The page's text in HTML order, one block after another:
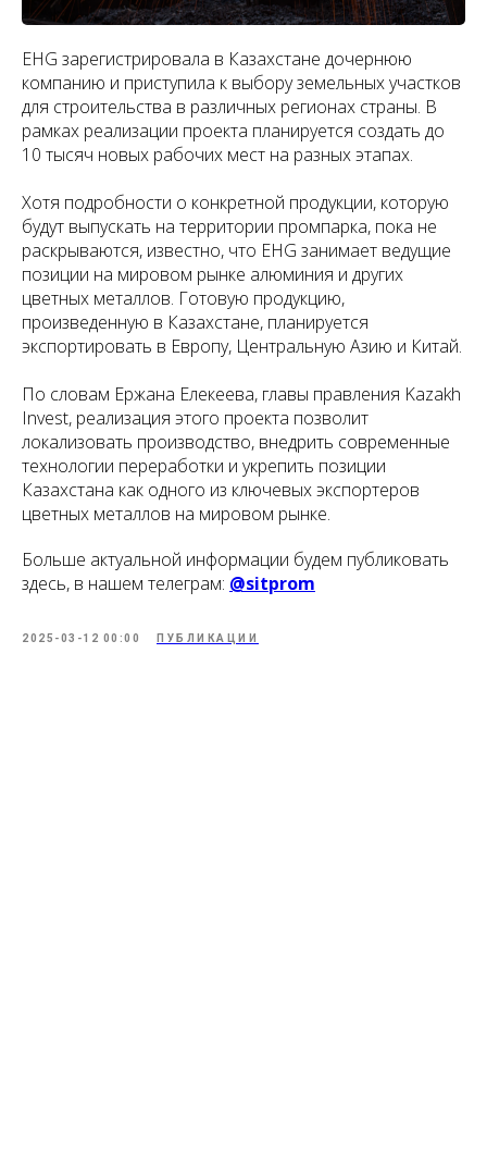
EHG зарегистрировала в Казахстане дочернюю
компанию и приступила к выбору земельных участков
для строительства в различных регионах страны. В
рамках реализации проекта планируется создать до
10 тысяч новых рабочих мест на разных этапах.
Хотя подробности о конкретной продукции, которую
будут выпускать на территории промпарка, пока не
раскрываются, известно, что EHG занимает ведущие
позиции на мировом рынке алюминия и других
цветных металлов. Готовую продукцию,
произведенную в Казахстане, планируется
экспортировать в Европу, Центральную Азию и Китай.
По словам Ержана Елекеева, главы правления Kazakh
Invest, реализация этого проекта позволит
локализовать производство, внедрить современные
технологии переработки и укрепить позиции
Казахстана как одного из ключевых экспортеров
цветных металлов на мировом рынке.
Больше актуальной информации будем публиковать
здесь, в нашем телеграм: @sitprom
2025-03-12 00:00 ПУБЛИКАЦИИ